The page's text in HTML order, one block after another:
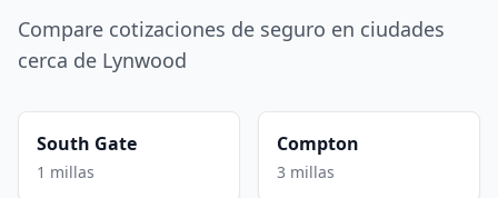
Compare cotizaciones de seguro en ciudades
cerca de Lynwood
South Gate
1 millas
Compton
3 millas